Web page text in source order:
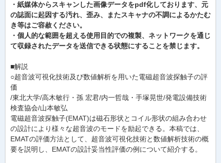
・紙媒体からスキャンした画像データをpdf化しております、元
の誌面に起因する汚れ、歪み、またスキャナの不調によるかたむ
き等はご容赦ください。
・個人的な範囲を超える使用目的での複製、ネットワークを通じ
て収録されたデータを送信できる状態にすることを禁じます。
■解説
○超音波可視化技術及び数値解析を用いた電磁超音波探触子の評
価
/東北大学/高木敏行・孫 宏君/内一哲哉・手塚晃世/発電設備技術
検査協会/山本敏弘
電磁超音波探触子(EMAT)は磁石形状とコイル形状の組み合わせ
の設計により様々な超音波のモードを励起できる。本稿では、
EMATの評価方法として、超音波可視化技術と数値解析技術の概
要を説明し、EMATの設計妥当性評価の例について紹介する。